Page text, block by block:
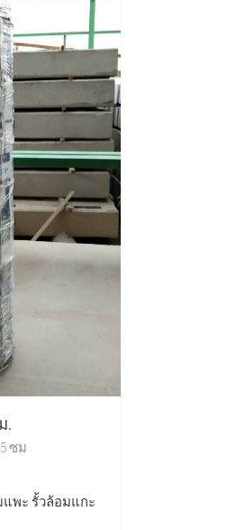
.
ซม
แพะ รั้วล้อมแกะ